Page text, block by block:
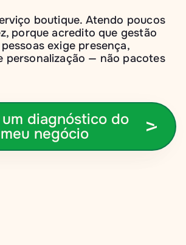
boutique. Atendo poucos
porque acredito que gestão
exige presença,
personalização — não pacotes
diagnóstico do
meu negócio